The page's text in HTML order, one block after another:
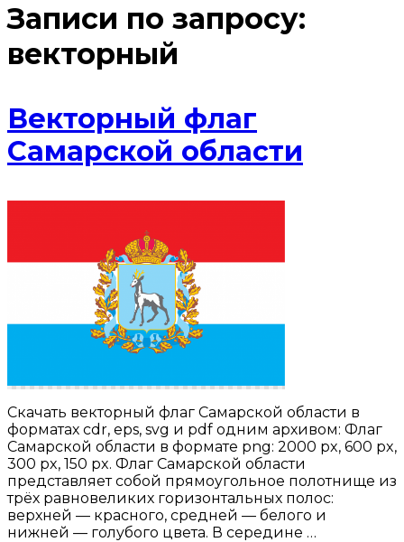
Записи по запросу:
векторный
Векторный флаг
Самарской области
Скачать векторный флаг Самарской области в
форматах cdr, eps, svg и pdf одним архивом: Флаг
Самарской области в формате png: 2000 px, 600 px,
300 px, 150 px. Флаг Самарской области
представляет собой прямоугольное полотнище из
трёх равновеликих горизонтальных полос:
верхней — красного, средней — белого и
нижней — голубого цвета. В середине …